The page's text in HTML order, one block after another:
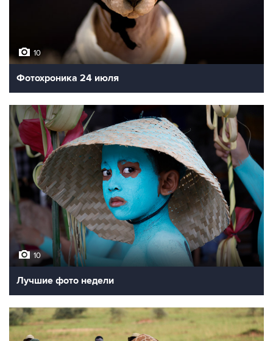
10
Фотохроника 24 июля
10
Лучшие фото недели